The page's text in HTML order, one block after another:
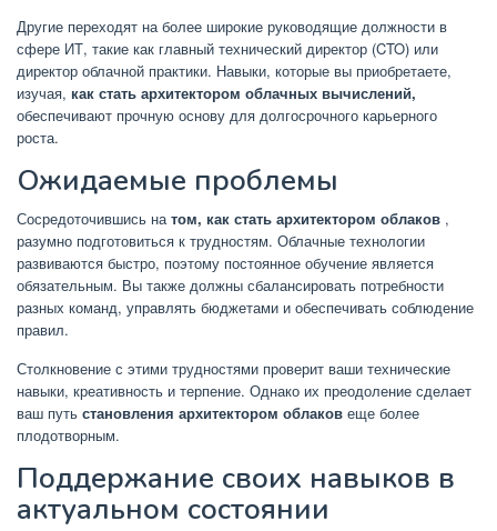
Другие переходят на более широкие руководящие должности в
сфере ИТ, такие как главный технический директор (CTO) или
директор облачной практики. Навыки, которые вы приобретаете,
изучая, как стать архитектором облачных вычислений,
обеспечивают прочную основу для долгосрочного карьерного
роста.
Ожидаемые проблемы
Сосредоточившись натом, как стать архитектором облаков ,
разумно подготовиться к трудностям. Облачные технологии
развиваются быстро, поэтому постоянное обучение является
обязательным. Вы также должны сбалансировать потребности
разных команд, управлять бюджетами и обеспечивать соблюдение
правил.
Столкновение с этими трудностями проверит ваши технические
навыки, креативность и терпение. Однако их преодоление сделает
ваш путь становления архитектором облаков еще более
плодотворным.
Поддержание своих навыков в
актуальном состоянии